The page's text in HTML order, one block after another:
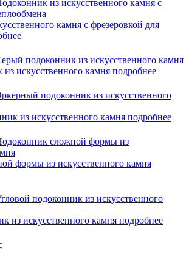
камня с фрезеровкой для
искусственного камня подробнее
из искусственного камня подробнее
формы из искусственного камня
из искусственного камня подробнее